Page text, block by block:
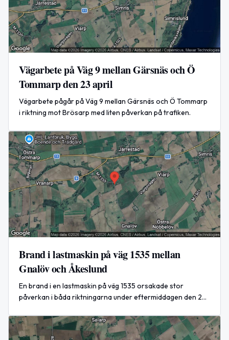
Vägarbete på Väg 9 mellan Gärsnäs och Ö
Tommarp den 23 april
Vägarbete pågår på Väg 9 mellan Gärsnäs och Ö Tommarp
i riktning mot Brösarp med liten påverkan på trafiken.
Brand i lastmaskin på väg 1535 mellan
Gnalöv och Åkeslund
En brand i en lastmaskin på väg 1535 orsakade stor
påverkan i båda riktningarna under eftermiddagen den 22